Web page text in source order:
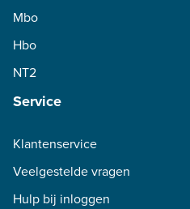
Mbo
Hbo
NT2
Service
Klantenservice
Veelgestelde vragen
Hulp bij inloggen